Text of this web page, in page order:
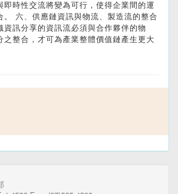
即時性交流將變為可行，使得企業間的運
。 六、供應鏈資訊與物流、製造流的整合
資訊分享的資訊流必須與合作夥伴的物
之整合，才可為產業整體價值鏈產生更大